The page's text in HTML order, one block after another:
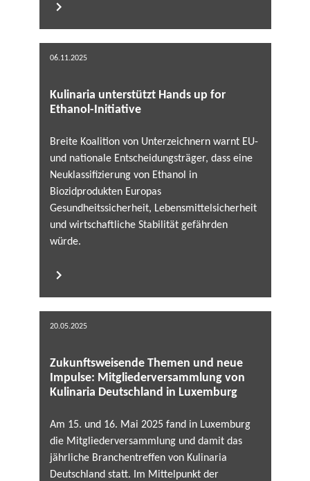
06.11.2025
Kulinaria unterstützt Hands up for
Ethanol-Initiative
Breite Koalition von Unterzeichnern warnt EU-
und nationale Entscheidungsträger, dass eine
Neuklassifizierung von Ethanol in
Biozidprodukten Europas
Gesundheitssicherheit, Lebensmittelsicherheit
und wirtschaftliche Stabilität gefährden
würde.
20.05.2025
Zukunftsweisende Themen und neue
Impulse: Mitgliederversammlung von
Kulinaria Deutschland in Luxemburg
Am 15. und 16. Mai 2025 fand in Luxemburg
die Mitgliederversammlung und damit das
jährliche Branchentreffen von Kulinaria
Deutschland statt. Im Mittelpunkt der